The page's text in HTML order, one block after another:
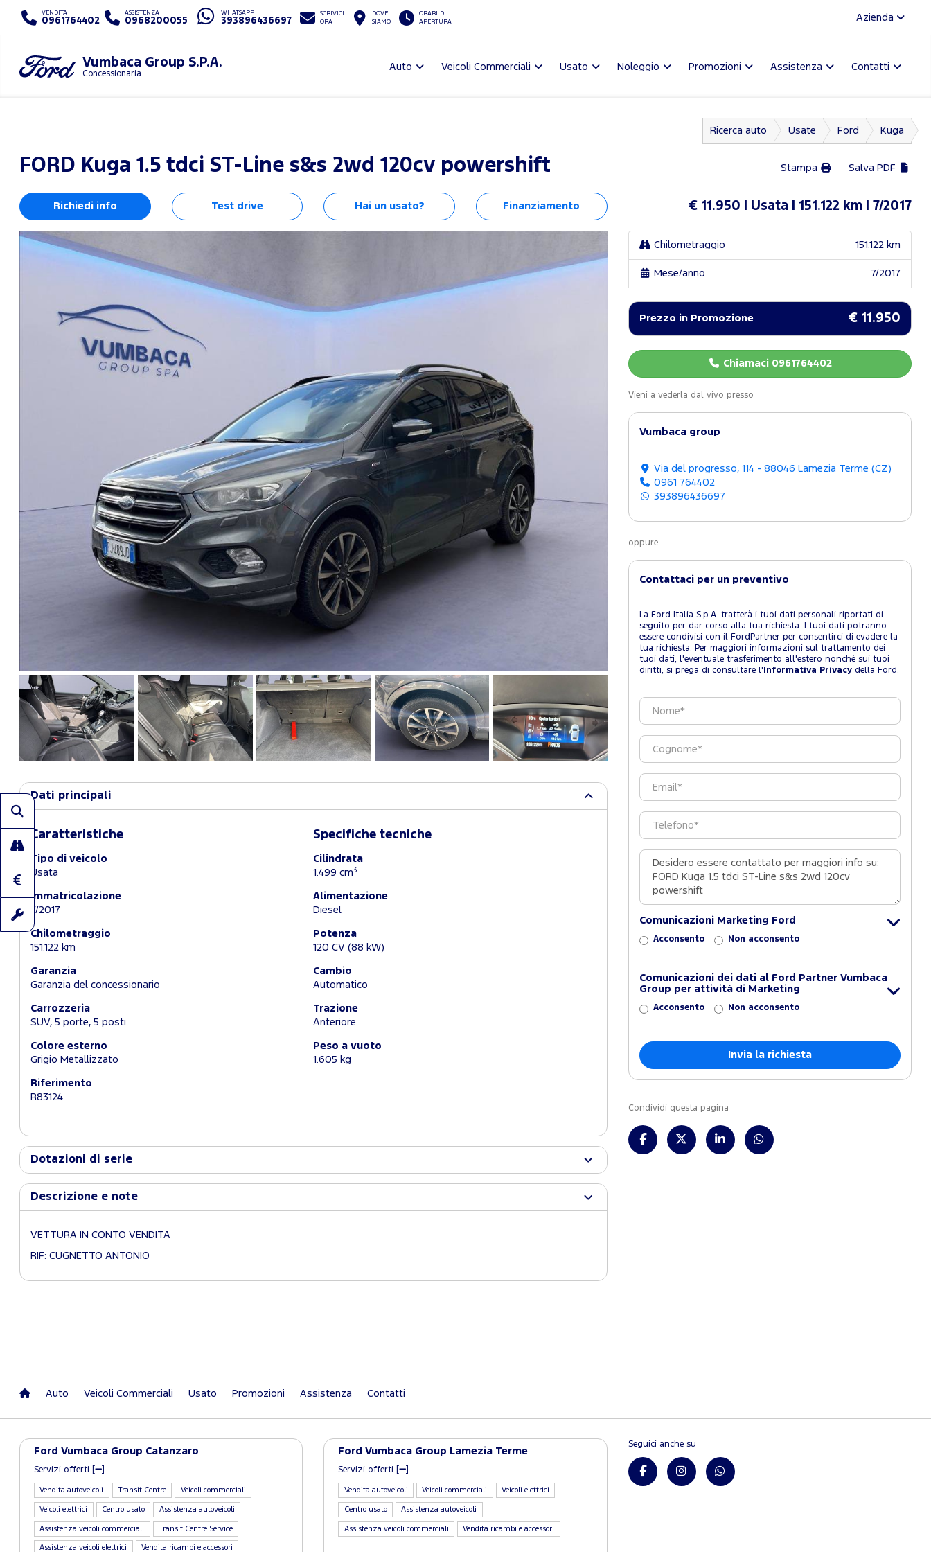
VENDITA
0961764402
ASSISTENZA
0968200055
WHATSAPP
393896436697
SCRIVICI
ORA
DOVE
SIAMO
ORARI DI
APERTURA
Azienda
Vumbaca Group S.P.A.
Concessionaria
Auto Veicoli Commerciali Usato Noleggio Promozioni Assistenza Contatti
Ricerca auto Usate Ford Kuga
FORD Kuga 1.5 tdci ST-Line s&s 2wd 120cv powershift Stampa Salva PDF
Richiedi info Test drive Hai un usato? Finanziamento € 11.950 Usata 151.122 km 7/2017
Dati principali
Caratteristiche
Tipo di veicolo
Usata
Immatricolazione
7/2017
Chilometraggio
151.122 km
Garanzia
Garanzia del concessionario
Carrozzeria
SUV, 5 porte, 5 posti
Colore esterno
Grigio Metallizzato
Riferimento
R83124
Specifiche tecniche
Cilindrata
1.499 cm3
Alimentazione
Diesel
Potenza
120 CV (88 kW)
Cambio
Automatico
Trazione
Anteriore
Peso a vuoto
1.605 kg
Dotazioni di serie
Descrizione e note
VETTURA IN CONTO VENDITA
RIF: CUGNETTO ANTONIO
Chilometraggio 151.122 km
Mese/anno 7/2017
Prezzo in Promozione € 11.950
Chiamaci 0961764402
Vieni a vederla dal vivo presso
Vumbaca group
Via del progresso, 114 - 88046 Lamezia Terme (CZ)
0961 764402
393896436697
oppure
Contattaci per un preventivo
La Ford Italia S.p.A. tratterà i tuoi dati personali riportati di
seguito per dar corso alla tua richiesta. I tuoi dati potranno
essere condivisi con il FordPartner per consentirci di evadere la
tua richiesta. Per maggiori informazioni sul trattamento dei
tuoi dati, l'eventuale trasferimento all'estero nonchè sui tuoi
diritti, si prega di consultare l' Informativa Privacydella Ford.
Comunicazioni Marketing Ford
Acconsento Non acconsento
Comunicazioni dei dati al Ford Partner Vumbaca
Group per attività di Marketing
Acconsento Non acconsento
Condividi questa pagina
Auto Veicoli Commerciali Usato Promozioni Assistenza Contatti
Ford Vumbaca Group Catanzaro
Servizi offerti [
Vendita autoveicoli Transit Centre Veicoli commerciali
Veicoli elettrici Centro usato Assistenza autoveicoli
Assistenza veicoli commerciali Transit Centre Service
Assistenza veicoli elettrici Vendita ricambi e accessori
Ford Vumbaca Group Lamezia Terme
Servizi offerti [
Vendita autoveicoli Veicoli commerciali Veicoli elettrici
Centro usato Assistenza autoveicoli
Assistenza veicoli commerciali Vendita ricambi e accessori
Seguici anche su